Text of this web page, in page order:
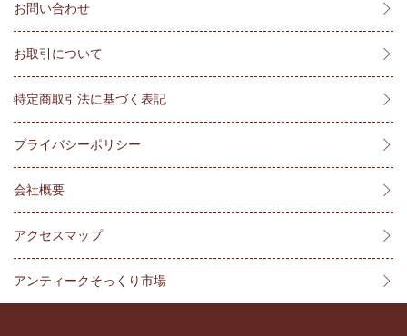
お問い合わせ
お取引について
特定商取引法に基づく表記
プライバシーポリシー
会社概要
アクセスマップ
アンティークそっくり市場